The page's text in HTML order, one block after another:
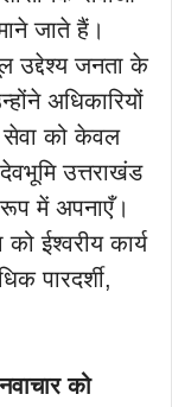
जाते हैं।
उद्देश्य जनता के
अधिकारियों
सेवा को केवल
उत्तराखंड
में अपनाएँ।
ईश्वरीय कार्य
पारदर्शी,
को